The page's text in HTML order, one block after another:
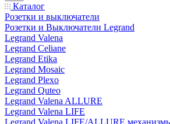
Каталог
Розетки и выключатели
Розетки и Выключатели Legrand
Legrand Valena
Legrand Celiane
Legrand Etika
Legrand Mosaic
Legrand Plexo
Legrand Quteo
Legrand Valena ALLURE
Legrand Valena LIFE
Legrand Valena LIFE/ALLURE